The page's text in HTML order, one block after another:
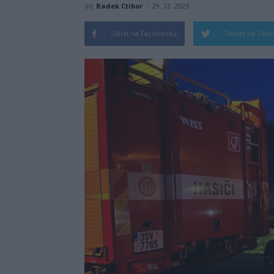
od Radek Ctibor - 29. 12. 2025
Sdílet na Facebooku Tweet na